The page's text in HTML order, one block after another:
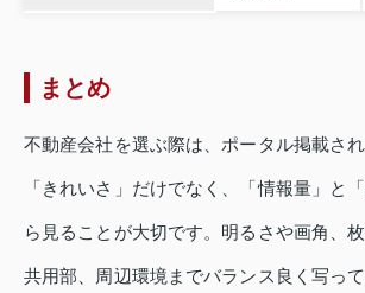
まとめ
不動産会社を選ぶ際は、ポータル掲載さ
「きれいさ」だけでなく、「情報量」と
ら見ることが大切です。明るさや画角、
共用部、周辺環境までバランス良く写っ